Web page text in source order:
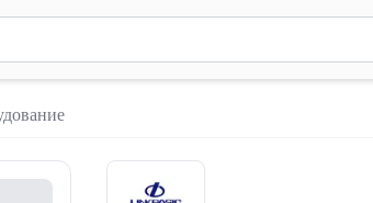
поиска. Нажмите Enter для отправки или